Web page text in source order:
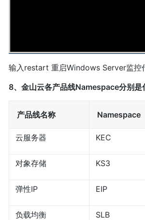
输入restart 重启Windows Server监控
8、金山云各产品线Namespace分别是
产品线名称 Namespace
云服务器 KEC
对象存储 KS3
弹性IP EIP
负载均衡 SLB